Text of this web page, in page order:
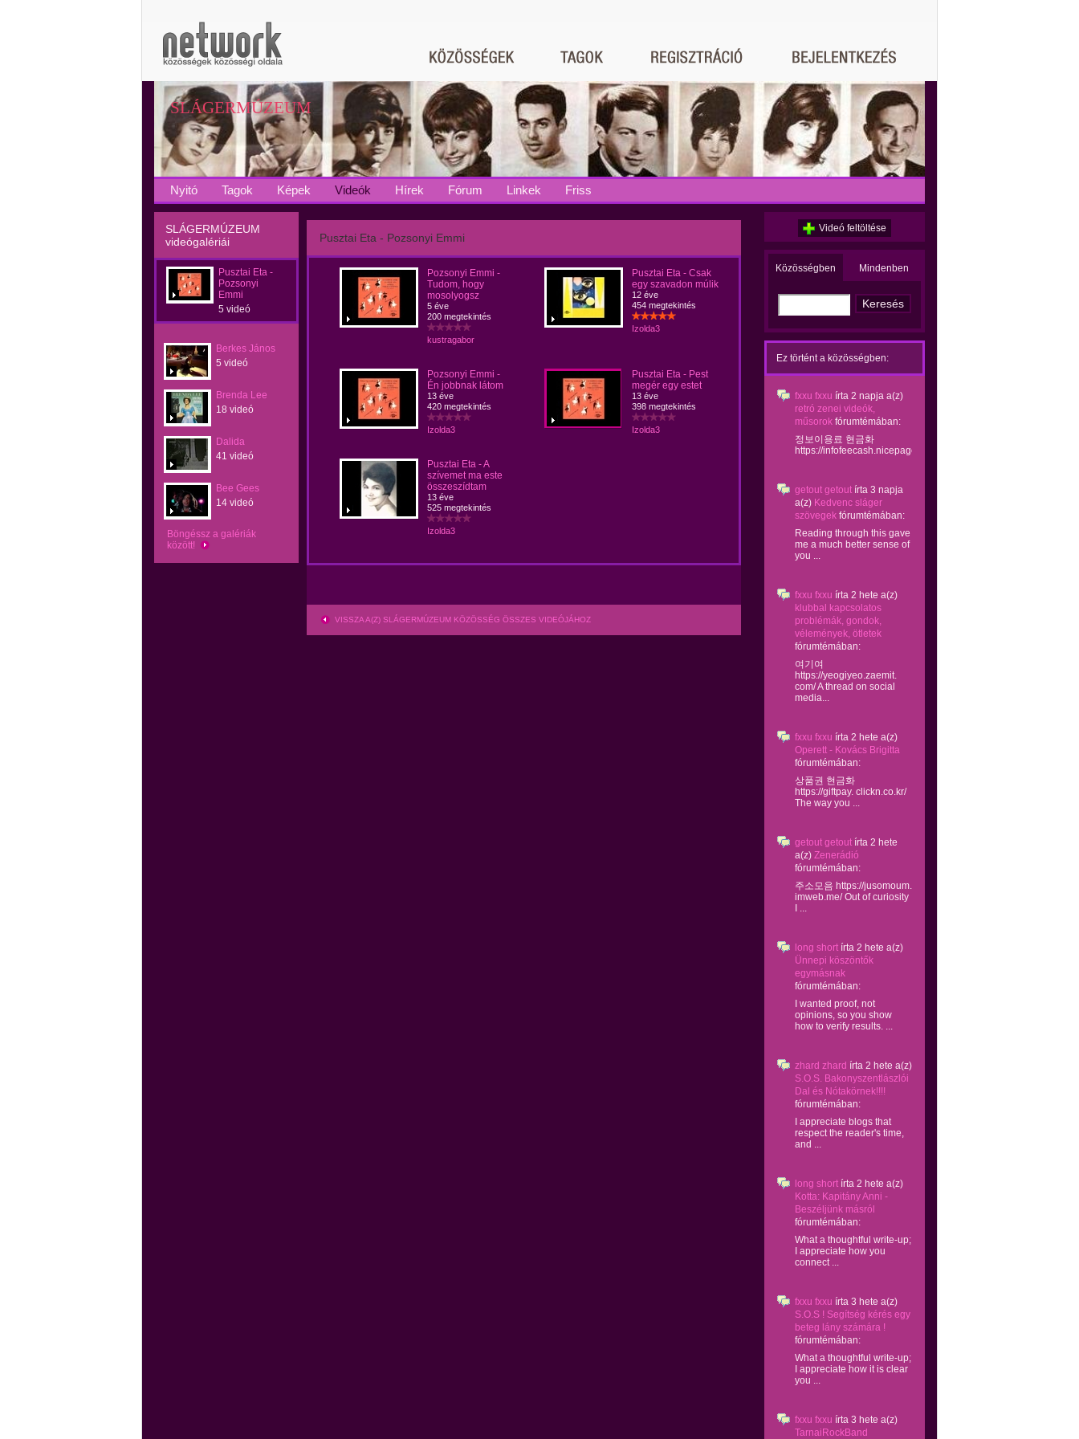
SLÁGERMÚZEUM
Nyitó Tagok Képek Videók Hírek Fórum Linkek Friss
SLÁGERMÚZEUM
videógalériái
Pusztai Eta -
Pozsonyi
Emmi
5 videó
Berkes János
5 videó
Brenda Lee
18 videó
Dalida
41 videó
Bee Gees
14 videó
Böngéssz a galériák
között!
Pusztai Eta - Pozsonyi Emmi
Pozsonyi Emmi -
Tudom, hogy
mosolyogsz
5 éve
200 megtekintés
kustragabor
Pusztai Eta - Csak
egy szavadon múlik
12 éve
454 megtekintés
Izolda3
Pozsonyi Emmi -
Én jobbnak látom
13 éve
420 megtekintés
Izolda3
Pusztai Eta - Pest
megér egy estet
13 éve
398 megtekintés
Izolda3
Pusztai Eta - A
szívemet ma este
összeszídtam
13 éve
525 megtekintés
Izolda3
VISSZA A(Z) SLÁGERMÚZEUM KÖZÖSSÉG ÖSSZES VIDEÓJÁHOZ
Videó feltöltése
Közösségben Mindenben
Ez történt a közösségben:
fxxu fxxu írta 2 napja a(z)
retró zenei videók,
műsorok fórumtémában:
정보이용료 현금화
https://infofeecash.nicepage...
getout getout írta 3 napja
a(z) Kedvenc sláger
szövegek fórumtémában:
Reading through this gave
me a much better sense of
you ...
fxxu fxxu írta 2 hete a(z)
klubbal kapcsolatos
problémák, gondok,
vélemények, ötletek
fórumtémában:
여기여
https://yeogiyeo.zaemit.
com/ A thread on social
media...
fxxu fxxu írta 2 hete a(z)
Operett - Kovács Brigitta
fórumtémában:
상품권 현금화
https://giftpay. clickn.co.kr/
The way you ...
getout getout írta 2 hete
a(z) Zenerádió
fórumtémában:
주소모음 https://jusomoum.
imweb.me/ Out of curiosity
I ...
long short írta 2 hete a(z)
Ünnepi köszöntők
egymásnak
fórumtémában:
I wanted proof, not
opinions, so you show
how to verify results. ...
zhard zhard írta 2 hete a(z)
S.O.S. Bakonyszentlászlói
Dal és Nótakörnek!!!!
fórumtémában:
I appreciate blogs that
respect the reader's time,
and ...
long short írta 2 hete a(z)
Kotta: Kapitány Anni -
Beszéljünk másról
fórumtémában:
What a thoughtful write-up;
I appreciate how you
connect ...
fxxu fxxu írta 3 hete a(z)
S.O.S ! Segítség kérés egy
beteg lány számára !
fórumtémában:
What a thoughtful write-up;
I appreciate how it is clear
you ...
fxxu fxxu írta 3 hete a(z)
TarnaiRockBand